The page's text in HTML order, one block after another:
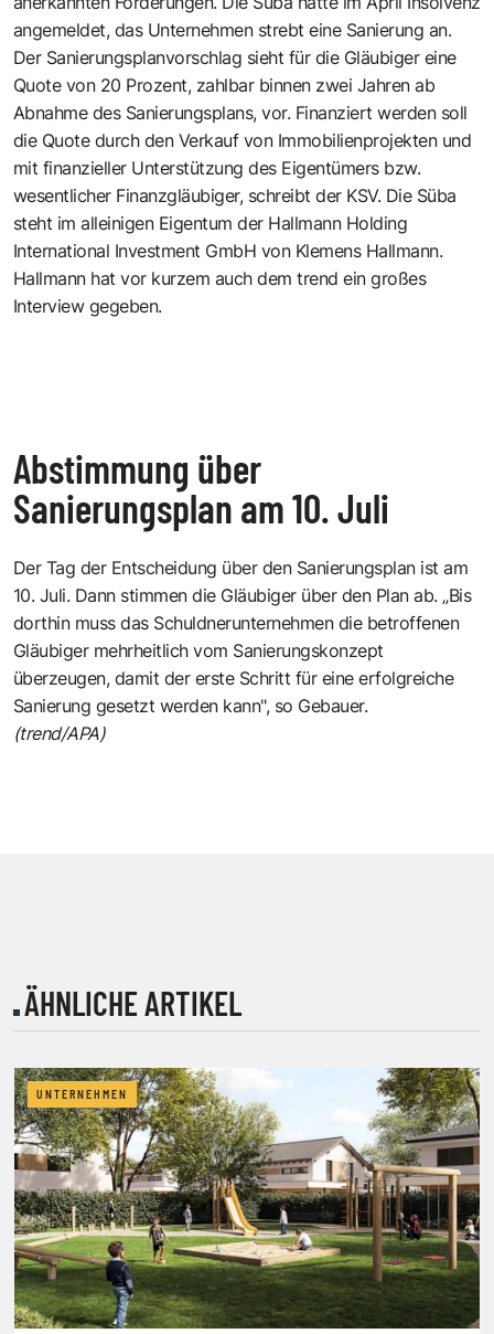
angemeldet, das Unternehmen strebt eine Sanierung an.
Der Sanierungsplanvorschlag sieht für die Gläubiger eine
Quote von 20 Prozent, zahlbar binnen zwei Jahren ab
Abnahme des Sanierungsplans, vor. Finanziert werden soll
die Quote durch den Verkauf von Immobilienprojekten und
mit finanzieller Unterstützung des Eigentümers bzw.
wesentlicher Finanzgläubiger, schreibt der KSV. Die Süba
steht im alleinigen Eigentum der Hallmann Holding
International Investment GmbH von Klemens Hallmann.
Hallmann hat vor kurzem auchdem trend ein großes
Interviewgegeben.
Abstimmung über
Sanierungsplan am 10. Juli
Der Tag der Entscheidung über den Sanierungsplan ist am
10. Juli. Dann stimmen die Gläubiger über den Plan ab. „Bis
dorthin muss das Schuldnerunternehmen die betroffenen
Gläubiger mehrheitlich vom Sanierungskonzept
überzeugen, damit der erste Schritt für eine erfolgreiche
Sanierung gesetzt werden kann", so Gebauer.
(trend/APA)
ÄHNLICHE ARTIKEL
UNTERNEHMEN